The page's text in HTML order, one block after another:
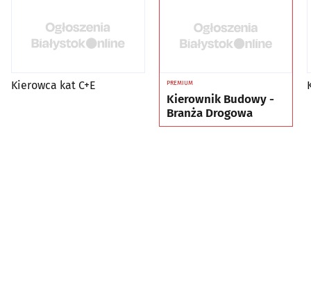
Kierowca kat C+E PREMIUM
Kierownik Budowy -
Branża Drogowa